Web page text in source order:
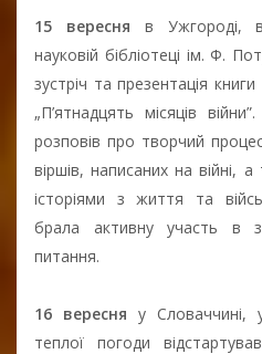
15 вересня в Ужгороді, в
науковій бібліотеці ім. Ф.
зустріч та презентація
„П’ятнадцять місяців
розповів про творчий
віршів, написаних на війні,
історіями з життя та
брала активну участь в
питання.
16 вересня у Словаччині,
теплої погоди